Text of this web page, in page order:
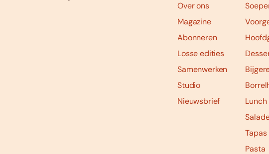
Over ons
Magazine
Abonneren
Losse edities
Samenwerken
Studio
Nieuwsbrief
Lunch
Tapas
Pasta